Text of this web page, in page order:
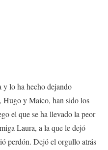
y lo ha hecho dejando
Hugo y Maico, han sido los
el que se ha llevado la peor
Laura, a la que le dejó
perdón. Dejó el orgullo atrás